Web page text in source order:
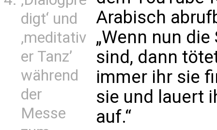
digt‘ und
‚meditativ
er Tanz’
während
der
Messe
Arabisch
„Wenn nun
sind, dann
immer ihr sie
sie und lauert
auf.“